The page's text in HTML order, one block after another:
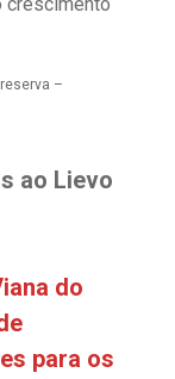
–
ao Lievo
do
para os